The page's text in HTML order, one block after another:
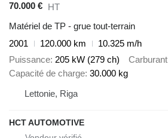
70.000 € HT
Matériel de TP - grue tout-terrain
2001
120.000 km
10.325 m/h
Puissance 205 kW (279 ch) Carburant
Capacité de charge 30.000 kg
Lettonie, Riga
HCT AUTOMOTIVE